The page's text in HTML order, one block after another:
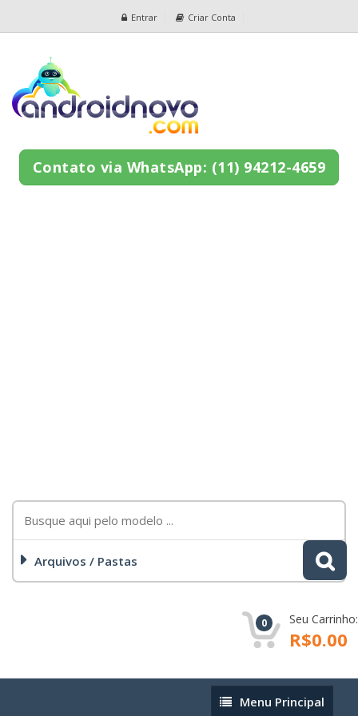
Entrar Criar Conta
Contato via WhatsApp: (11) 94212-4659
Arquivos / Pastas
0 Seu Carrinho:
R$0.00
MenuMenu Principal